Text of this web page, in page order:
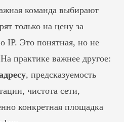
команда выбирают
только на цену за
IP. Это понятная, но не
практике важнее другое:
, предсказуемость
чистота сети,
конкретная площадка